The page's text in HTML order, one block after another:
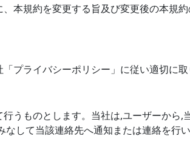
本規約を変更する旨及び変更後の本規
プライバシーポリシー」に従い適切に取
うものとします。当社は,ユーザーから,
して当該連絡先へ通知または連絡を行